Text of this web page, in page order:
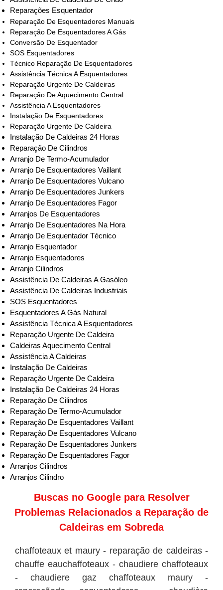
Reparações Esquentador
Reparação De Esquentadores Manuais
Reparação De Esquentadores A Gás
Conversão De Esquentador
SOS Esquentadores
Técnico Reparação De Esquentadores
Assistência Técnica A Esquentadores
Reparação Urgente De Caldeiras
Reparação De Aquecimento Central
Assistência A Esquentadores
Instalação De Esquentadores
Reparação Urgente De Caldeira
Instalação De Caldeiras 24 Horas
Reparação De Cilindros
Arranjo De Termo-Acumulador
Arranjo De Esquentadores Vaillant
Arranjo De Esquentadores Vulcano
Arranjo De Esquentadores Junkers
Arranjo De Esquentadores Fagor
Arranjos De Esquentadores
Arranjo De Esquentadores Na Hora
Arranjo De Esquentador Técnico
Arranjo Esquentador
Arranjo Esquentadores
Arranjo Cilindros
Assistência De Caldeiras A Gasóleo
Assistência De Caldeiras Industriais
SOS Esquentadores
Esquentadores A Gás Natural
Assistência Técnica A Esquentadores
Reparação Urgente De Caldeira
Caldeiras Aquecimento Central
Assistência A Caldeiras
Instalação De Caldeiras
Reparação Urgente De Caldeira
Instalação De Caldeiras 24 Horas
Reparação De Cilindros
Reparação De Termo-Acumulador
Reparação De Esquentadores Vaillant
Reparação De Esquentadores Vulcano
Reparação De Esquentadores Junkers
Reparação De Esquentadores Fagor
Arranjos Cilindros
Arranjos Cilindro
Buscas no Google para Resolver
Problemas Relacionados a Reparação de
Caldeiras em Sobreda
chaffoteaux et maury - reparação de caldeiras -
chauffe eauchaffoteaux - chaudiere chaffoteaux
- chaudiere gaz chaffoteaux maury -